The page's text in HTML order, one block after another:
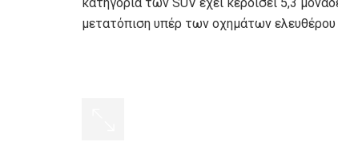
μετατόπιση υπέρ των οχημάτων